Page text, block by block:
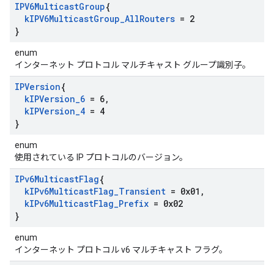
IPV6MulticastGroup{
kIPV6MulticastGroup_AllRouters = 2
}
enum
インターネット プロトコル マルチキャスト グループ識別子。
IPVersion{
kIPVersion_6 = 6,
kIPVersion_4 = 4
}
enum
使用されている IP プロトコルのバージョン。
IPv6MulticastFlag{
kIPv6MulticastFlag_Transient = 0x01 ,
kIPv6MulticastFlag_Prefix = 0x02
}
enum
インターネット プロトコル v6 マルチキャスト フラグ。